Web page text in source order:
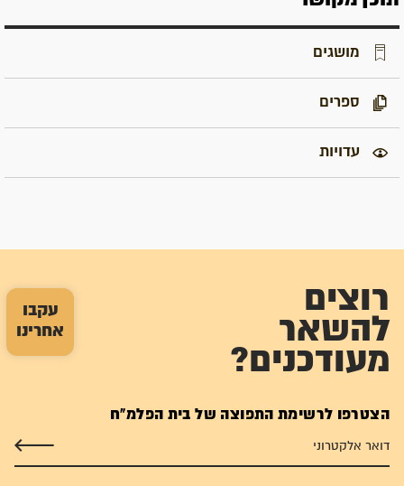
עקבו
אחרינו
מושגים
ספרים
עדויות
רוצים
להשאר
מעודכנים?
הצטרפו לרשימת התפוצה של בית הפלמ"ח